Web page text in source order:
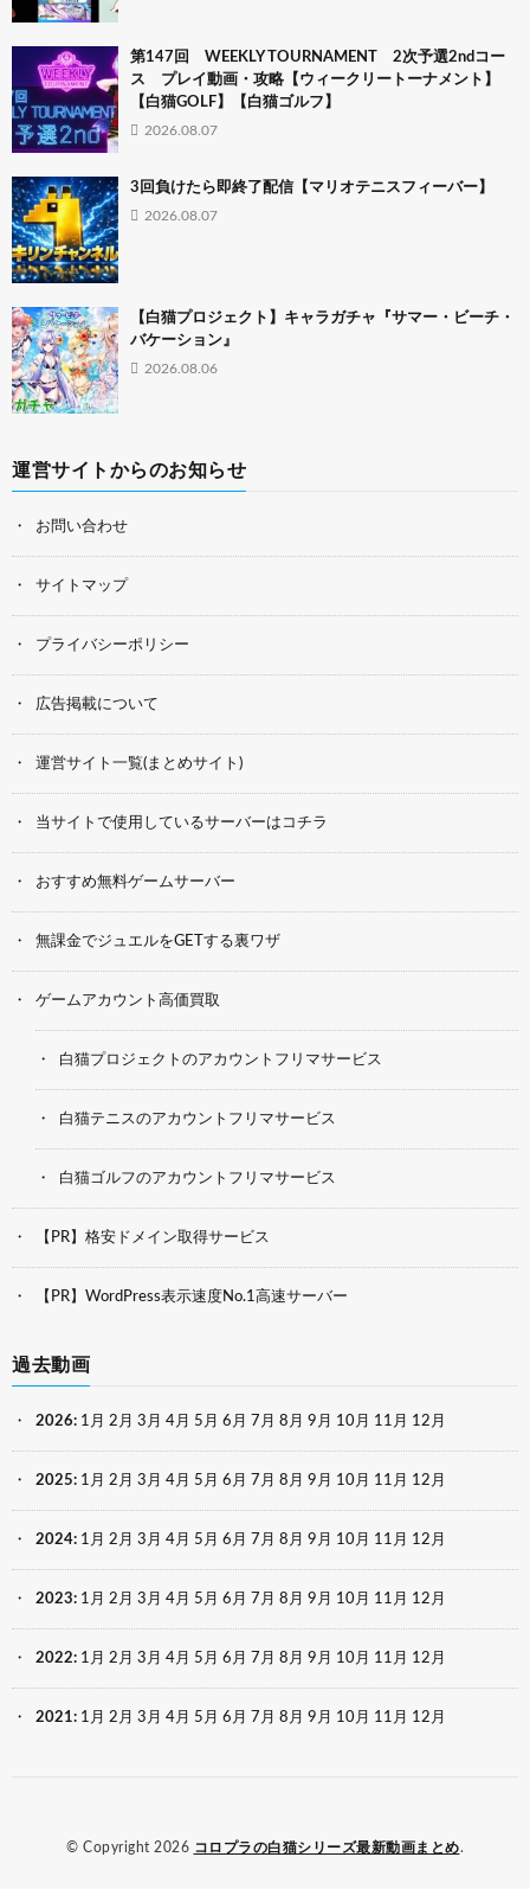
第147回 WEEKLY TOURNAMENT 2次予選2ndコー
ス プレイ動画・攻略【ウィークリートーナメント】
【白猫GOLF】【白猫ゴルフ】
2026.08.07
3回負けたら即終了配信【マリオテニスフィーバー】
2026.08.07
【白猫プロジェクト】キャラガチャ『サマー・ビーチ・
バケーション』
2026.08.06
運営サイトからのお知らせ
お問い合わせ
サイトマップ
プライバシーポリシー
広告掲載について
運営サイト一覧(まとめサイト)
当サイトで使用しているサーバーはコチラ
おすすめ無料ゲームサーバー
無課金でジュエルをGETする裏ワザ
ゲームアカウント高価買取
白猫プロジェクトのアカウントフリマサービス
白猫テニスのアカウントフリマサービス
白猫ゴルフのアカウントフリマサービス
【PR】格安ドメイン取得サービス
【PR】WordPress表示速度No.1高速サーバー
過去動画
2026: 1月 2月 3月 4月 5月 6月 7月 8月 9月 10月 11月 12月
2025: 1月 2月 3月 4月 5月 6月 7月 8月 9月 10月 11月 12月
2024: 1月 2月 3月 4月 5月 6月 7月 8月 9月 10月 11月 12月
2023: 1月 2月 3月 4月 5月 6月 7月 8月 9月 10月 11月 12月
2022: 1月 2月 3月 4月 5月 6月 7月 8月 9月 10月 11月 12月
2021: 1月 2月 3月 4月 5月 6月 7月 8月 9月 10月 11月 12月
© Copyright 2026 コロプラの白猫シリーズ最新動画まとめ.